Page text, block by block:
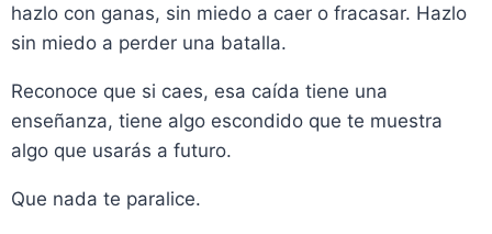
hazlo con ganas, sin miedo a caer o fracasar. Hazlo
sin miedo a perder una batalla.
Reconoce que si caes, esa caída tiene una
enseñanza, tiene algo escondido que te muestra
algo que usarás a futuro.
Que nada te paralice.